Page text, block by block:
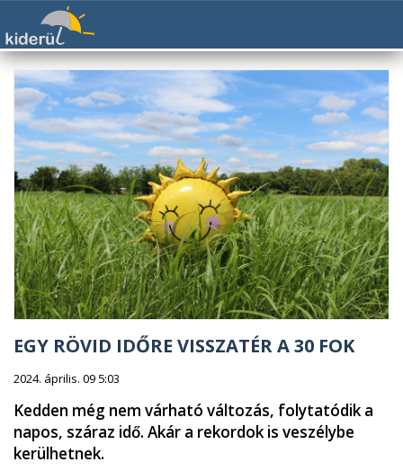
EGY RÖVID IDŐRE VISSZATÉR A 30 FOK
2024. április. 09 5:03
Kedden még nem várható változás, folytatódik a
napos, száraz idő. Akár a rekordok is veszélybe
kerülhetnek.